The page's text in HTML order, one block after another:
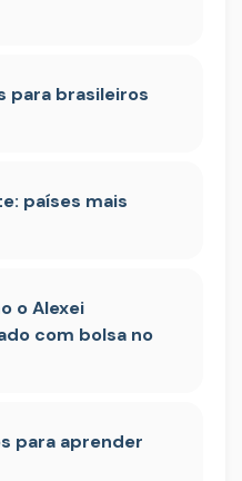
para brasileiros
países mais
o Alexei
com bolsa no
para aprender